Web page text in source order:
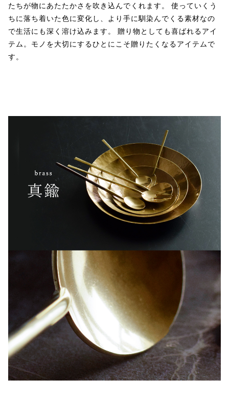
たちが物にあたたかさを吹き込んでくれます。 使っていくう
ちに落ち着いた色に変化し、より手に馴染んでくる素材なの
で生活にも深く溶け込みます。 贈り物としても喜ばれるアイ
テム。モノを大切にするひとにこそ贈りたくなるアイテムで
す。